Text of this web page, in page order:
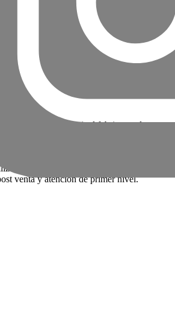
JMC es el principal fabricante de
China, utilizando tecnología avanzada para
y rentabilidad. En Perú, JMC es
grupo que realiza un trabajo dedicado
vehículos de calidad y entregar a sus
venta y atención de primer nivel.